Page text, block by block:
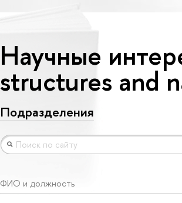
Научные
structures and
Подразделения
ФИО и должность